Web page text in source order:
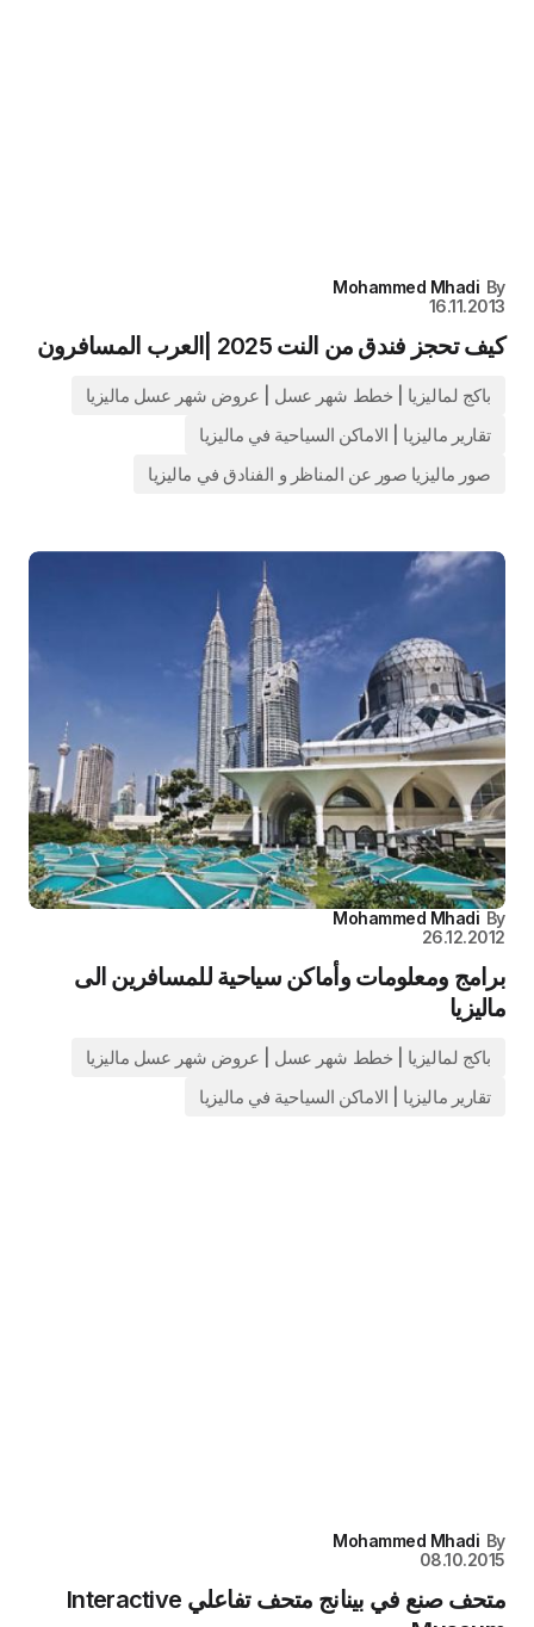
By
Mohammed Mhadi
16.11.2013
كيف تحجز فندق من النت 2025 |العرب المسافرون
باكج لماليزيا | خطط شهر عسل | عروض شهر عسل ماليزيا
تقارير ماليزيا | الاماكن السياحية في ماليزيا
صور ماليزيا صور عن المناظر و الفنادق في ماليزيا
By
Mohammed Mhadi
26.12.2012
برامج ومعلومات وأماكن سياحية للمسافرين الى
ماليزيا
باكج لماليزيا | خطط شهر عسل | عروض شهر عسل ماليزيا
تقارير ماليزيا | الاماكن السياحية في ماليزيا
By
Mohammed Mhadi
08.10.2015
متحف صنع في بينانج متحف تفاعلي Interactive